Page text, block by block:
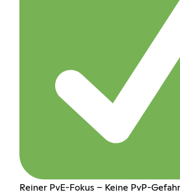
Reiner PvE-Fokus – Keine PvP-